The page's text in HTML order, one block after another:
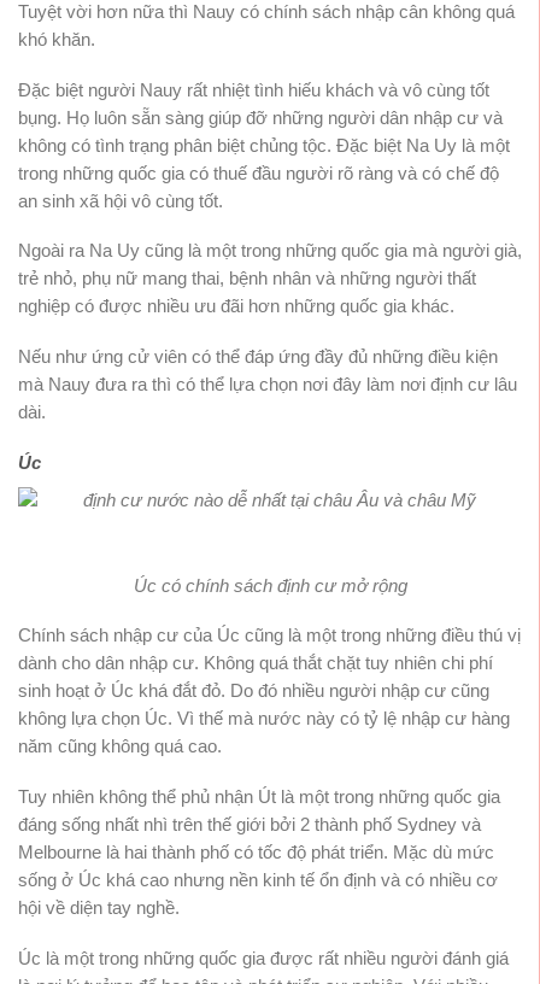
Tuyệt vời hơn nữa thì Nauy có chính sách nhập cân không quá
khó khăn.
Đặc biệt người Nauy rất nhiệt tình hiếu khách và vô cùng tốt
bụng. Họ luôn sẵn sàng giúp đỡ những người dân nhập cư và
không có tình trạng phân biệt chủng tộc. Đặc biệt Na Uy là một
trong những quốc gia có thuế đầu người rõ ràng và có chế độ
an sinh xã hội vô cùng tốt.
Ngoài ra Na Uy cũng là một trong những quốc gia mà người già,
trẻ nhỏ, phụ nữ mang thai, bệnh nhân và những người thất
nghiệp có được nhiều ưu đãi hơn những quốc gia khác.
Nếu như ứng cử viên có thể đáp ứng đầy đủ những điều kiện
mà Nauy đưa ra thì có thể lựa chọn nơi đây làm nơi định cư lâu
dài.
Úc
Úc có chính sách định cư mở rộng
Chính sách nhập cư của Úc cũng là một trong những điều thú vị
dành cho dân nhập cư. Không quá thắt chặt tuy nhiên chi phí
sinh hoạt ở Úc khá đắt đỏ. Do đó nhiều người nhập cư cũng
không lựa chọn Úc. Vì thế mà nước này có tỷ lệ nhập cư hàng
năm cũng không quá cao.
Tuy nhiên không thể phủ nhận Út là một trong những quốc gia
đáng sống nhất nhì trên thế giới bởi 2 thành phố Sydney và
Melbourne là hai thành phố có tốc độ phát triển. Mặc dù mức
sống ở Úc khá cao nhưng nền kinh tế ổn định và có nhiều cơ
hội về diện tay nghề.
Úc là một trong những quốc gia được rất nhiều người đánh giá